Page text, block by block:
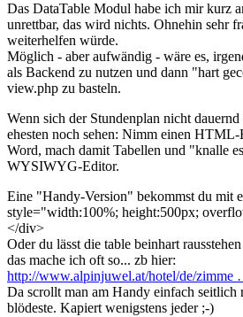
Das DataTable Modul habe ich mir kurz
unrettbar, das wird nichts. Ohnehin sehr
weiterhelfen würde.
Möglich - aber aufwändig - wäre es,
als Backend zu nutzen und dann "hart
view.php zu basteln.
Wenn sich der Stundenplan nicht
ehesten noch sehen: Nimm einen
Word, mach damit Tabellen und "knalle
WYSIWYG-Editor.
Eine "Handy-Version" bekommst du mit
style="width:100%; height:500px;
</div>
Oder du lässt die table beinhart
das mache ich oft so... zb hier:
http://www.alpinjuwel.at/hotel/de/zimme
Da scrollt man am Handy einfach seitlich
blödeste. Kapiert wenigstens jeder ;-)